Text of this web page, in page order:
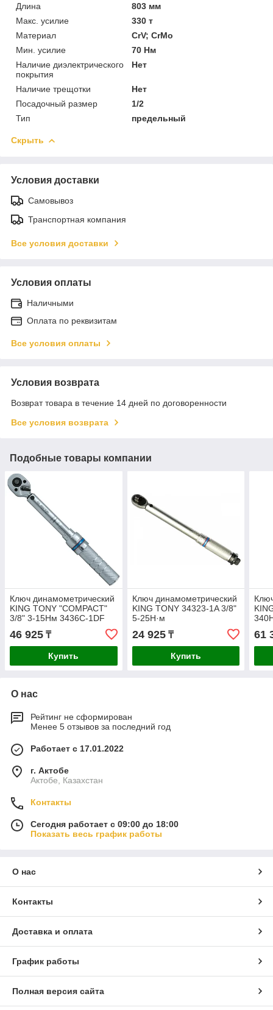
Длина
803 мм
Макс. усилие
330 т
Материал
CrV; CrMo
Мин. усилие
70 Нм
Наличие диэлектрического
покрытия
Нет
Наличие трещотки
Нет
Посадочный размер
1/2
Тип
предельный
Скрыть
Условия доставки
Самовывоз
Транспортная компания
Все условия доставки
Условия оплаты
Наличными
Оплата по реквизитам
Все условия оплаты
Условия возврата
Возврат товара в течение 14 дней по договоренности
Все условия возврата
Подобные товары компании
Ключ динамометрический
KING TONY "COMPACT"
3/8" 3-15Нм 3436C-1DF
46 925 ₸
Купить
Ключ динамометрический
KING TONY 34323-1A 3/8"
5-25Н·м
24 925₸
Купить
61
О нас
Рейтинг не сформирован
Менее 5 отзывов за последний год
Работает с 17.01.2022
г. Актобе
Актобе, Казахстан
Контакты
Сегодня работает с 09:00 до 18:00
Показать весь график работы
О нас
Контакты
Доставка и оплата
График работы
Полная версия сайта